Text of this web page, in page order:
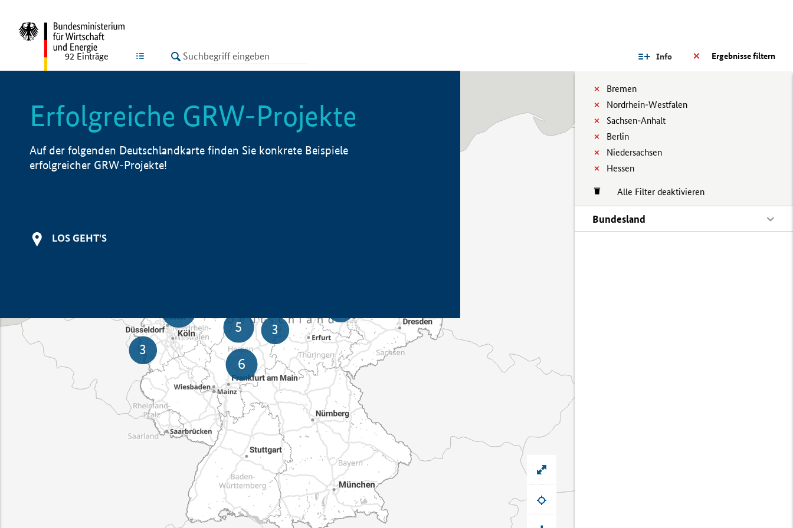
LISTE Ergebnisse filtern
Info
Bremen
Nordrhein-Westfalen
Sachsen-Anhalt
Berlin
Niedersachsen
Hessen
Alle Filter deaktivieren
Bundesland
92 Einträge
Erfolgreiche GRW-Projekte
Auf der folgenden Deutschlandkarte finden Sie konkrete Beispiele
erfolgreicher GRW-Projekte!
LOS GEHT'S